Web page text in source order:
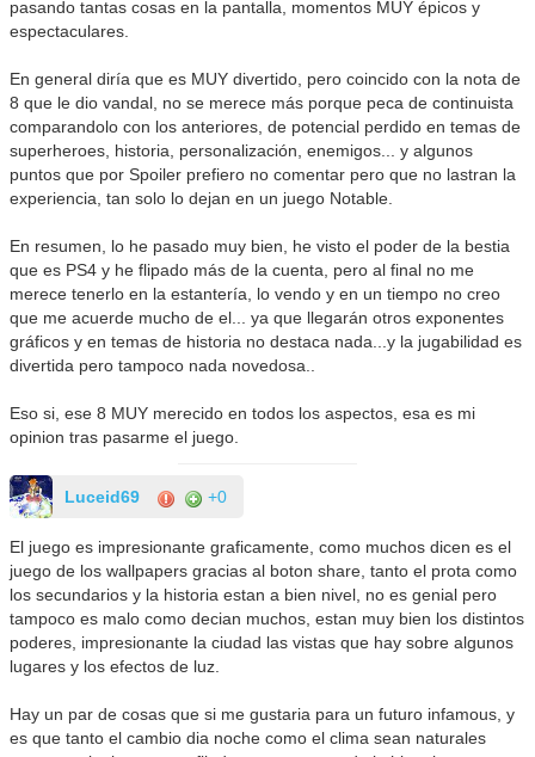
pasando tantas cosas en la pantalla, momentos MUY épicos y
espectaculares.
En general diría que es MUY divertido, pero coincido con la nota de
8 que le dio vandal, no se merece más porque peca de continuista
comparandolo con los anteriores, de potencial perdido en temas de
superheroes, historia, personalización, enemigos... y algunos
puntos que por Spoiler prefiero no comentar pero que no lastran la
experiencia, tan solo lo dejan en un juego Notable.
En resumen, lo he pasado muy bien, he visto el poder de la bestia
que es PS4 y he flipado más de la cuenta, pero al final no me
merece tenerlo en la estantería, lo vendo y en un tiempo no creo
que me acuerde mucho de el... ya que llegarán otros exponentes
gráficos y en temas de historia no destaca nada...y la jugabilidad es
divertida pero tampoco nada novedosa..
Eso si, ese 8 MUY merecido en todos los aspectos, esa es mi
opinion tras pasarme el juego.
Luceid69 +0
El juego es impresionante graficamente, como muchos dicen es el
juego de los wallpapers gracias al boton share, tanto el prota como
los secundarios y la historia estan a bien nivel, no es genial pero
tampoco es malo como decian muchos, estan muy bien los distintos
poderes, impresionante la ciudad las vistas que hay sobre algunos
lugares y los efectos de luz.
Hay un par de cosas que si me gustaria para un futuro infamous, y
es que tanto el cambio dia noche como el clima sean naturales